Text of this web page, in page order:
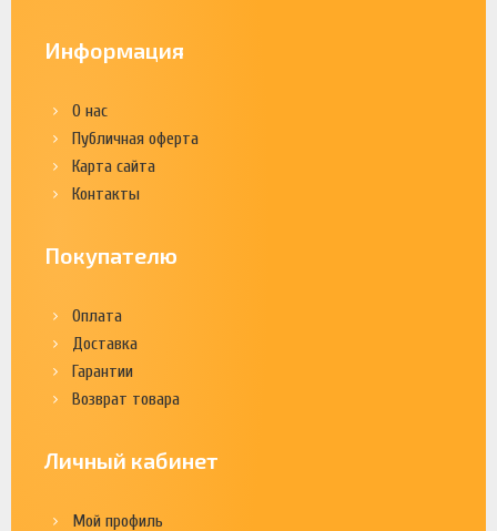
Информация
О нас
Публичная оферта
Карта сайта
Контакты
Покупателю
Оплата
Доставка
Гарантии
Возврат товара
Личный кабинет
Мой профиль